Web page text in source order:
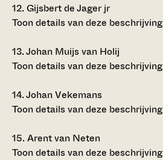
12.Gijsbert de Jager jr
Toon details van deze beschrijving
13.Johan Muijs van Holij
Toon details van deze beschrijving
14.Johan Vekemans
Toon details van deze beschrijving
15.Arent van Neten
Toon details van deze beschrijving